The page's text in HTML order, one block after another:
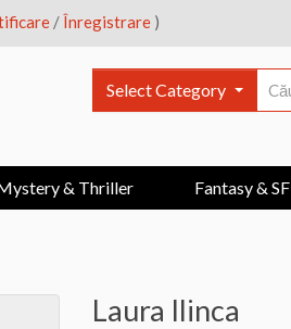
/Înregistrare )
Select Category
& Thriller Fantasy & SF
Laura Ilinca